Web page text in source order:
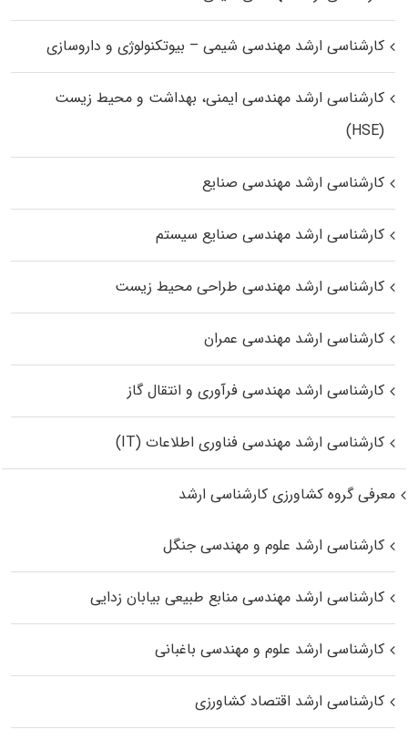
کارشناسی ارشد مهندسی شیمی – بیوتکنولوژی و داروسازی
کارشناسی ارشد مهندسی ایمنی، بهداشت و محیط زیست
(HSE)
کارشناسی ارشد مهندسی صنایع
کارشناسی ارشد مهندسی صنایع سیستم
کارشناسی ارشد مهندسی طراحی محیط زیست
کارشناسی ارشد مهندسی عمران
کارشناسی ارشد مهندسی فرآوری و انتقال گاز
کارشناسی ارشد مهندسی فناوری اطلاعات (IT)
معرفی گروه کشاورزی کارشناسی ارشد
کارشناسی ارشد علوم و مهندسی جنگل
کارشناسی ارشد مهندسی منابع طبیعی بیابان زدایی
کارشناسی ارشد علوم و مهندسی باغبانی
کارشناسی ارشد اقتصاد کشاورزی